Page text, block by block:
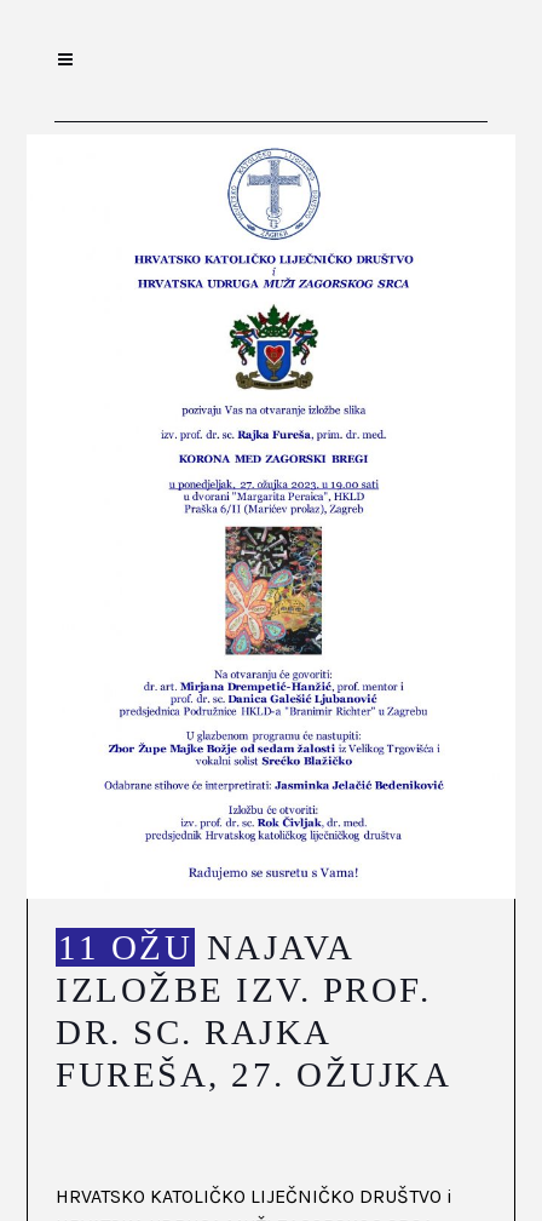
11 OŽU NAJAVA
IZLOŽBE IZV. PROF.
DR. SC. RAJKA
FUREŠA, 27. OŽUJKA
HRVATSKO KATOLIČKO LIJEČNIČKO DRUŠTVO i